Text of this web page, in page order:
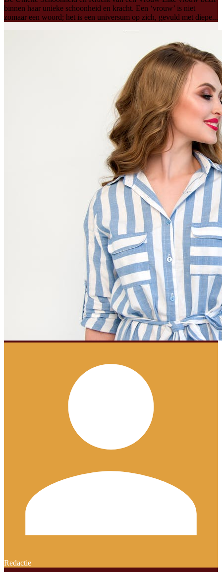
binnen haar unieke schoonheid en kracht. Een ‘vrouw’ is niet
zomaar een woord; het is een universum op zich, gevuld met diepe...
Redactie